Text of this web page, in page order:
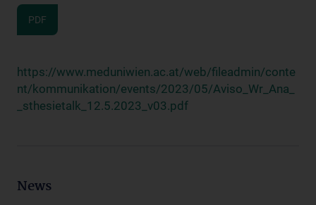
PDF
https://www.meduniwien.ac.at/web/fileadmin/conte
nt/kommunikation/events/2023/05/Aviso_Wr_Ana_
_sthesietalk_12.5.2023_v03.pdf
News